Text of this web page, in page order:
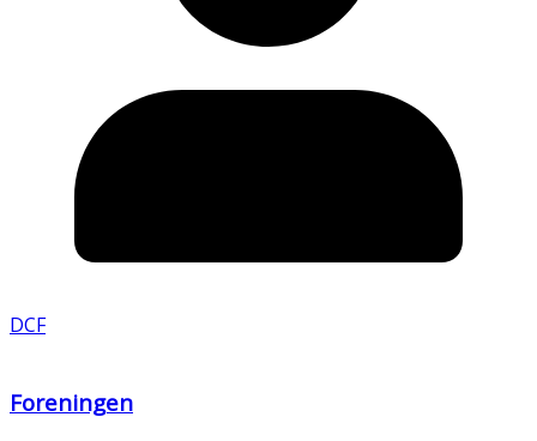
DCF
Foreningen